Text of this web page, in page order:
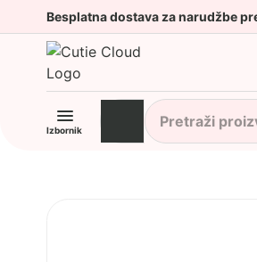
Besplatna dostava za narudžbe
Izbornik